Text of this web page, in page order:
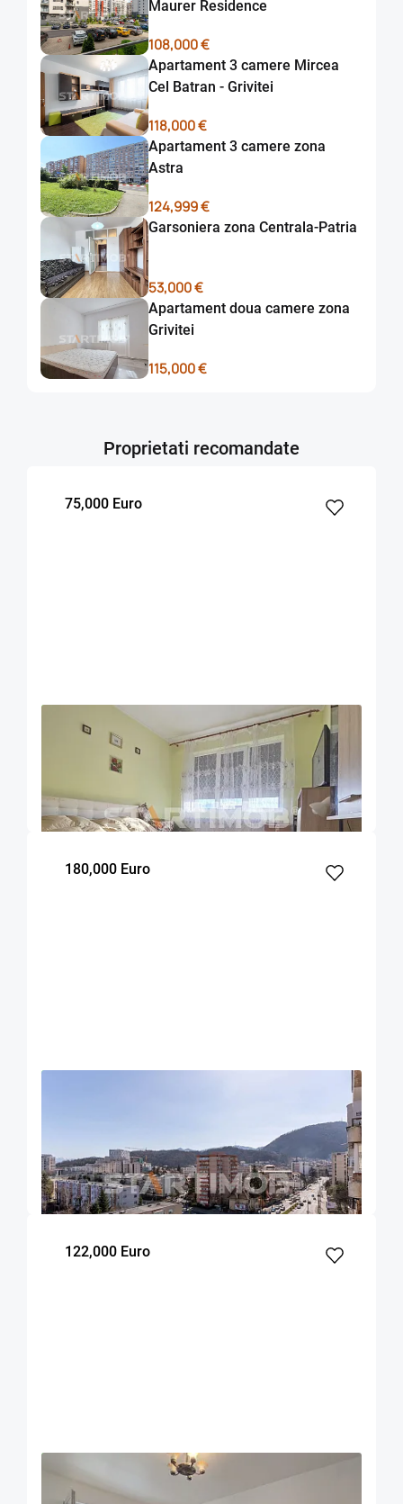
Maurer Residence
108,000 €
Apartament 3 camere Mircea
Cel Batran - Grivitei
118,000 €
Apartament 3 camere zona
Astra
124,999 €
Garsoniera zona Centrala-Patria
53,000 €
Apartament doua camere zona
Grivitei
115,000 €
Proprietati recomandate
75,000 Euro
OFERTA NOUA EXCLUSIVITATE COMISION 2%
Apartament doua camere Triaj
dormitor
3
Etaj
180,000 Euro
90
m²
2
dormitoare
7
Etaj
122,000 Euro
Apartament doua camere Racadau